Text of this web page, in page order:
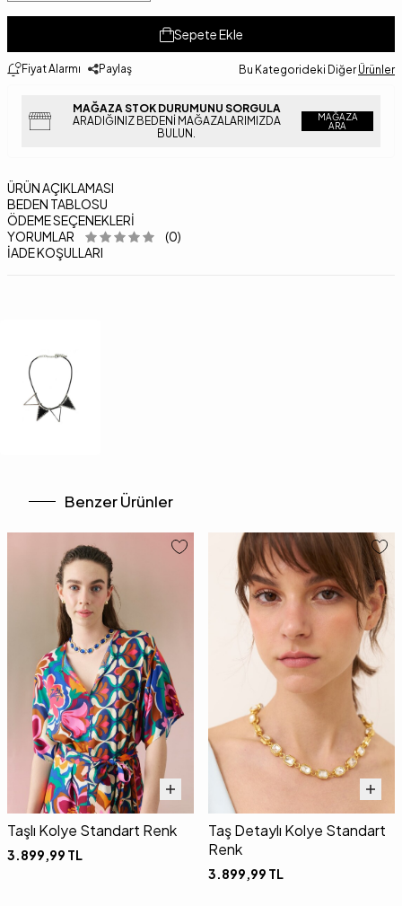
Sepete Ekle
Fiyat Alarmı Paylaş Bu Kategorideki Diğer Ürünler
MAĞAZA STOK DURUMUNU SORGULA
ARADIĞINIZ BEDENI MAĞAZALARIMIZDA
BULUN.
MAĞAZA
ARA
ÜRÜN AÇIKLAMASI
BEDEN TABLOSU
ÖDEME SEÇENEKLERI
YORUMLAR
(0)
İADE KOŞULLARI
Benzer Ürünler
Taşlı Kolye Standart Renk
3.899,99 TL
Taş Detaylı Kolye Standart
Renk
3.899,99 TL